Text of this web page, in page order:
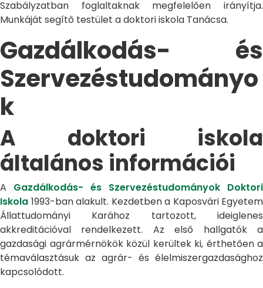
Szabályzatban foglaltaknak megfelelően irányítja.
Munkáját segítő testület a doktori iskola Tanácsa.
Gazdálkodás- és
Szervezéstudományo
k
A doktori iskola
általános információi
A Gazdálkodás- és Szervezéstudományok Doktori
Iskola 1993-ban alakult. Kezdetben a Kaposvári Egyetem
Állattudományi Karához tartozott, ideiglenes
akkreditációval rendelkezett. Az első hallgatók a
gazdasági agrármérnökök közül kerültek ki, érthetően a
témaválasztásuk az agrár- és élelmiszergazdasághoz
kapcsolódott.